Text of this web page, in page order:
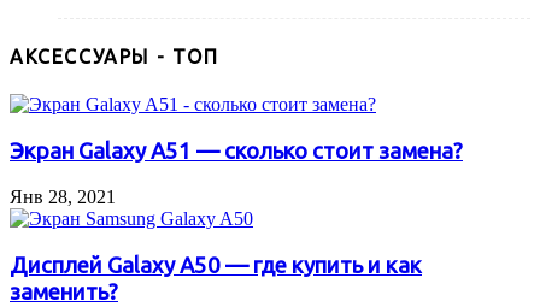
АКСЕССУАРЫ - ТОП
Экран Galaxy A51 — сколько стоит замена?
Янв 28, 2021
Дисплей Galaxy A50 — где купить и как
заменить?